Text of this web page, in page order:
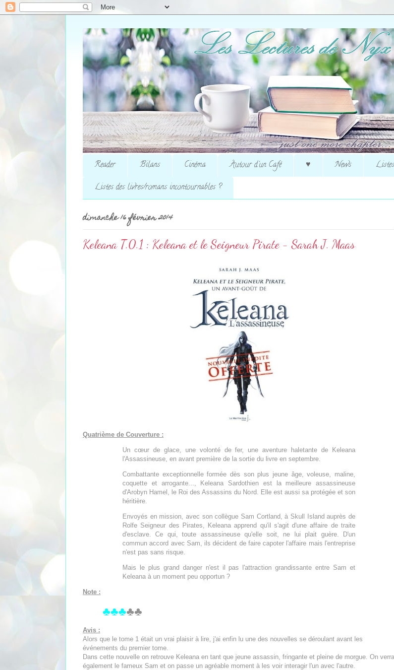
Reader Bilans Cinéma Autour d'un Café ♥ News
Listes des livres/romans incontournables ?
dimanche 16 février 2014
Keleana T.0.1 : Keleana et le Seigneur Pirate - Sarah J. Maas
Quatrième de Couverture :
Un cœur de glace, une volonté de fer, une aventure haletante de Keleana
l'Assassineuse, en avant première de la sortie du livre en septembre.
Combattante exceptionnelle formée dès son plus jeune âge, voleuse, maline,
coquette et arrogante..., Keleana Sardothien est la meilleure assassineuse
d'Arobyn Hamel, le Roi des Assassins du Nord. Elle est aussi sa protégée et son
héritière.
Envoyés en mission, avec son collègue Sam Cortland, à Skull Island auprès de
Rolfe Seigneur des Pirates, Keleana apprend qu'il s'agit d'une affaire de traite
d'esclave. Ce qui, toute assassineuse qu'elle soit, ne lui plait guère. D'un
commun accord avec Sam, ils décident de faire capoter l'affaire mais l'entreprise
n'est pas sans risque.
Mais le plus grand danger n'est il pas l'attraction grandissante entre Sam et
Keleana à un moment peu opportun ?
Note :
♣♣♣♣♣
Avis :
Alors que le tome 1 était un vrai plaisir à lire, j'ai enfin lu une des nouvelles se déroulant avant les
événements du premier tome.
Dans cette nouvelle on retrouve Keleana en tant que jeune assassin, fringante et pleine de morgue. On verra
également le fameux Sam et on passe un agréable moment à les voir interagir l'un avec l'autre.